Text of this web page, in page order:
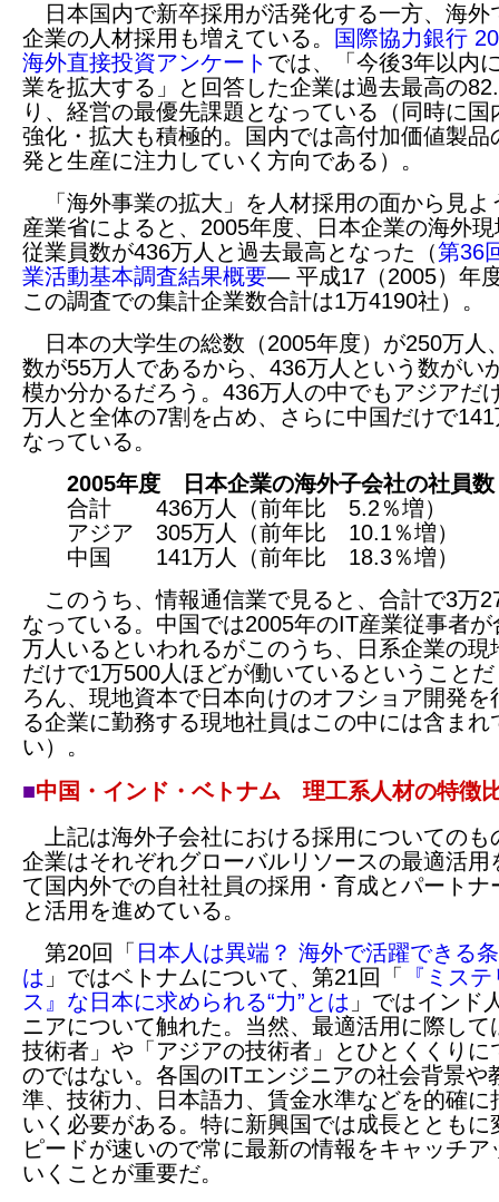
日本国内で新卒採用が活発化する一方、海外
企業の人材採用も増えている。
国際協力銀行
海外直接投資アンケート では、「今後3年以内
業を拡大する」と回答した企業は過去最高の
り、経営の最優先課題となっている（同時に国
強化・拡大も積極的。国内では高付加価値製品
発と生産に注力していく方向である）。
「海外事業の拡大」を人材採用の面から見よ
産業省によると、2005年度、日本企業の海外
従業員数が436万人と過去最高となった（第36
業活動基本調査結果概要― 平成17（2005）年
この調査での集計企業数合計は1万4190社）。
日本の大学生の総数（2005年度）が250万人
数が55万人であるから、436万人という数がい
模か分かるだろう。436万人の中でもアジアだ
万人と全体の7割を占め、さらに中国だけで
なっている。
2005年度 日本企業の海外子会社の社員数
合計 436万人（前年比 5.2％増）
アジア 305万人（前年比 10.1％増）
中国 141万人（前年比 18.3％増）
このうち、情報通信業で見ると、合計で3万
なっている。中国では2005年のIT産業従事者が
万人いるといわれるがこのうち、日系企業の現
だけで1万500人ほどが働いているということ
ろん、現地資本で日本向けのオフショア開発を
る企業に勤務する現地社員はこの中には含まれ
い）。
■中国・インド・ベトナム 理工系人材の特徴
上記は海外子会社における採用についてのも
企業はそれぞれグローバルリソースの最適活用
て国内外での自社社員の採用・育成とパートナ
と活用を進めている。
第20回「 日本人は異端？ 海外で活躍できる
は 」ではベトナムについて、第21回「
『ミス
ス』な日本に求められる“力”とは 」ではインド
ニアについて触れた。当然、最適活用に際して
技術者」や「アジアの技術者」とひとくくりに
のではない。各国のITエンジニアの社会背景や
準、技術力、日本語力、賃金水準などを的確に
いく必要がある。特に新興国では成長とともに
ピードが速いので常に最新の情報をキャッチア
いくことが重要だ。